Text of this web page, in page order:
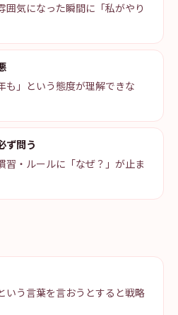
囲気になった瞬間に「私がやり
も」という態度が理解できな
ず問う
習・ルールに「なぜ？」が止ま
いう言葉を言おうとすると戦略